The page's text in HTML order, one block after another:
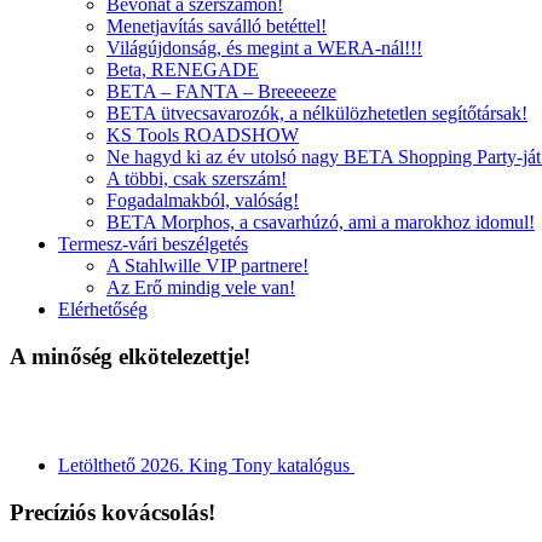
Bevonat a szerszámon!
Menetjavítás saválló betéttel!
Világújdonság, és megint a WERA-nál!!!
Beta, RENEGADE
BETA – FANTA – Breeeeeze
BETA ütvecsavarozók, a nélkülözhetetlen segítőtársak!
KS Tools ROADSHOW
Ne hagyd ki az év utolsó nagy BETA Shopping Party-
A többi, csak szerszám!
Fogadalmakból, valóság!
BETA Morphos, a csavarhúzó, ami a marokhoz idomul!
Termesz-vári beszélgetés
A Stahlwille VIP partnere!
Az Erő mindig vele van!
Elérhetőség
A minőség elkötelezettje!
Letölthető 2026. King Tony katalógus
Precíziós kovácsolás!